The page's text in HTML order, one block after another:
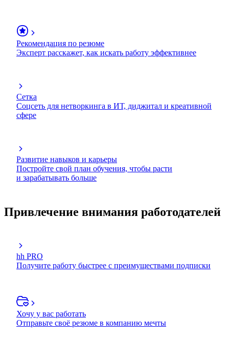
Рекомендация по резюме
Эксперт расскажет, как искать работу эффективнее
Сетка
Соцсеть для нетворкинга в ИТ, диджитал и креативной
сфере
Развитие навыков и карьеры
Постройте свой план обучения, чтобы расти
и зарабатывать больше
Привлечение внимания работодателей
hh PRO
Получите работу быстрее с преимуществами подписки
Хочу у вас работать
Отправьте своё резюме в компанию мечты